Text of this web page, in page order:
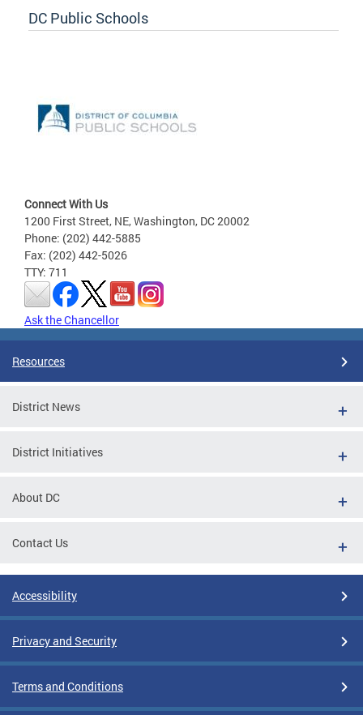
DC Public Schools
Connect With Us
1200 First Street, NE, Washington, DC 20002
Phone: (202) 442-5885
Fax: (202) 442-5026
TTY: 711
Ask the Chancellor
Resources
District News
District Initiatives
About DC
Contact Us
Accessibility
Privacy and Security
Terms and Conditions